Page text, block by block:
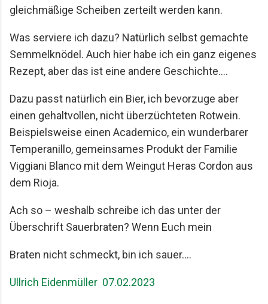
gleichmäßige Scheiben zerteilt werden kann.
Was serviere ich dazu? Natürlich selbst gemachte
Semmelknödel. Auch hier habe ich ein ganz eigenes
Rezept, aber das ist eine andere Geschichte….
Dazu passt natürlich ein Bier, ich bevorzuge aber
einen gehaltvollen, nicht überzüchteten Rotwein.
Beispielsweise einen Academico, ein wunderbarer
Temperanillo, gemeinsames Produkt der Familie
Viggiani Blanco mit dem Weingut Heras Cordon aus
dem Rioja.
Ach so – weshalb schreibe ich das unter der
Überschrift Sauerbraten? Wenn Euch mein
Braten nicht schmeckt, bin ich sauer….
Ullrich Eidenmüller 07.02.2023